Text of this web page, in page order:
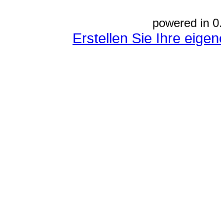
powered in
Erstellen Sie Ihre